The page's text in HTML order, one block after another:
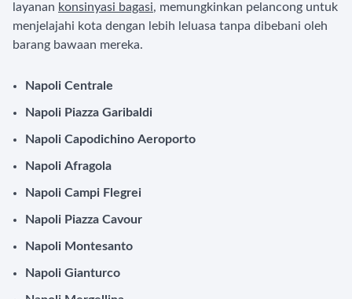
layanan konsinyasi bagasi, memungkinkan pelancong untuk
menjelajahi kota dengan lebih leluasa tanpa dibebani oleh
barang bawaan mereka.
Napoli Centrale
Napoli Piazza Garibaldi
Napoli Capodichino Aeroporto
Napoli Afragola
Napoli Campi Flegrei
Napoli Piazza Cavour
Napoli Montesanto
Napoli Gianturco